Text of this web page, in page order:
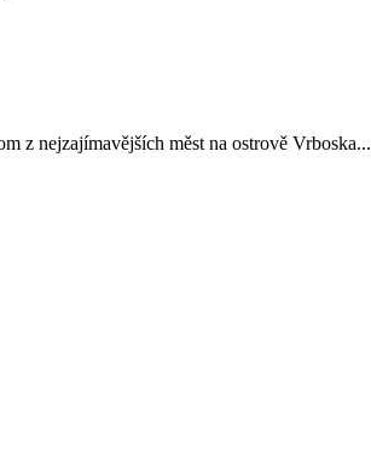
z nejzajímavějších měst na ostrově Vrboska...